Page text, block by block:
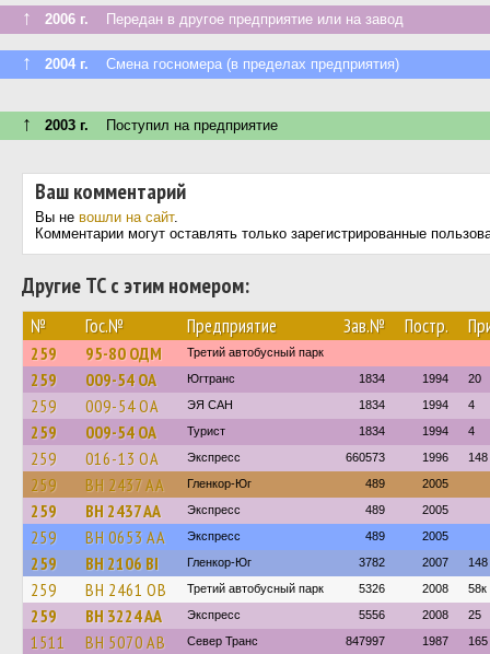
↑ 2006 г. Передан в другое предприятие или на завод
↑ 2004 г. Смена госномера (в пределах предприятия)
↑ 2003 г. Поступил на предприятие
Ваш комментарий
Вы не вошли на сайт.
Комментарии могут оставлять только зарегистрированные
Другие ТС с этим номером:
№ Гос.№ Предприятие Зав.№ Постр.
259 95-80 ОДМ Третий автобусный парк
259 009-54 ОА Югтранс 1834 1994 20
259 009-54 ОА ЭЯ САН 1834 1994 4
259 009-54 ОА Турист 1834 1994 4
259 016-13 ОА Экспресс 660573 1996 148
259 BH 2437 AA Гленкор-Юг 489 2005
259 BH 2437 AA Экспресс 489 2005
259 BH 0653 AA Экспресс 489 2005
259 BH 2106 BI Гленкор-Юг 3782 2007 148
259 BH 2461 OB Третий автобусный парк 5326 2008 58к
259 BH 3224 AA Экспресс 5556 2008 25
1511 BH 5070 AB Север Транс 847997 1987 165